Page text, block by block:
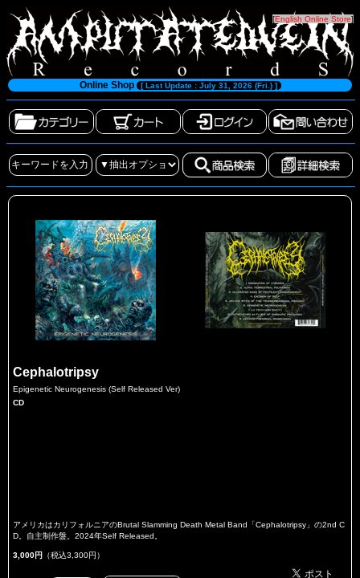
[English Online Store]
Online Shop [ Last Update : July 31, 2026 (Fri.) ]
Cephalotripsy
Epigenetic Neurogenesis (Self Released Ver)
CD
アメリカはカリフォルニアのBrutal Slamming Death Metal Band「Cephalotripsy」の2nd C
D。自主制作盤。2024年Self Released。
3,000円 （税込3,300円）